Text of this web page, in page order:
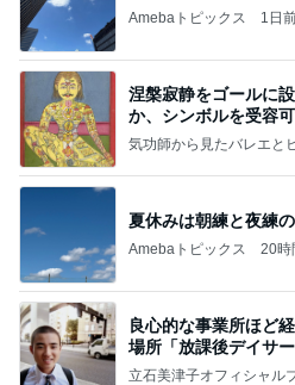
Amebaトピックス 1日
涅槃寂静をゴールに
か、シンボルを受容
ことが
気功師から見たバレエと
夏休みは朝練と夜練
Amebaトピックス 20時
良心的な事業所ほど
場所「放課後デイサ
実の
立石美津子オフィシャル